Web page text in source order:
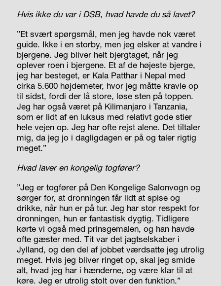
Hvis ikke du var i DSB, hvad havde du så lavet?
”Et svært spørgsmål, men jeg havde nok været
guide. Ikke i en storby, men jeg elsker at vandre i
bjergene. Jeg bliver helt bjergtaget, når jeg
oplever roen i bjergene. Et af de højeste bjerge,
jeg har besteget, er Kala Patthar i Nepal med
cirka 5.600 højdemeter, hvor jeg måtte kravle op
til sidst, fordi der lå store, løse sten på toppen.
Jeg har også været på Kilimanjaro i Tanzania,
som er lidt af en luksus med relativt gode stier
hele vejen op. Jeg har ofte rejst alene. Det tiltaler
mig, da jeg jo i dagligdagen er på og taler rigtig
meget.”
Hvad laver en kongelig togfører?
”Jeg er togfører på Den Kongelige Salonvogn og
sørger for, at dronningen får lidt at spise og
drikke, når hun er på tur. Jeg har stor respekt for
dronningen, hun er fantastisk dygtig. Tidligere
kørte vi også med prinsgemalen, og han havde
ofte gæster med. Tit var det jagtselskaber i
Jylland, og den del af jobbet værdsatte jeg utrolig
meget. Hvis jeg bliver ringet op, skal jeg smide
alt, hvad jeg har i hænderne, og være klar til at
køre. Jeg er utrolig stolt over den funktion.”